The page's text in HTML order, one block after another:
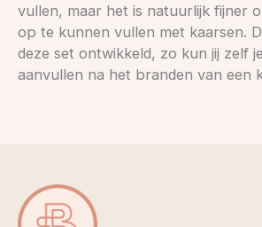
vullen, maar het is natuurlijk fijner
op te kunnen vullen met kaarsen.
deze set ontwikkeld, zo kun jij zelf
aanvullen na het branden van een